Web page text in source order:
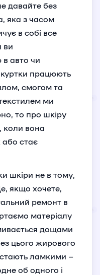
давайте без
яка з часом
в собі все
ви
в авто чи
працюють
смогом та
ми
то про шкіру
коли вона
або стає
шкіри не в тому,
якщо хочете,
ремонт в
матеріалу
дощами
цього жирового
ламкими –
об одного і